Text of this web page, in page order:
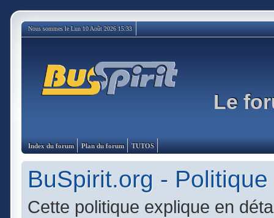
Nous sommes le Lun 10 Août 2026 15:33
Le
Index du forum Plan du forum TUTOS
BuSpirit.org -
Cette politique explique en